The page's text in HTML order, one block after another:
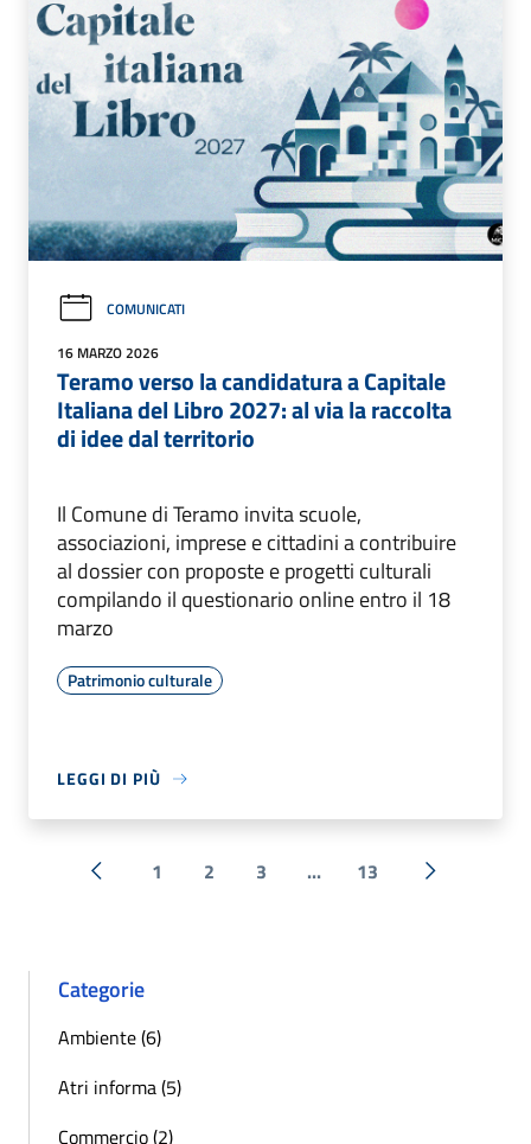
COMUNICATI
16 MARZO 2026
Teramo verso la candidatura a Capitale
Italiana del Libro 2027: al via la raccolta
di idee dal territorio
Il Comune di Teramo invita scuole,
associazioni, imprese e cittadini a contribuire
al dossier con proposte e progetti culturali
compilando il questionario online entro il 18
marzo
Patrimonio culturale
LEGGI DI PIÙ
« Precedente
1 2 3 ... 13 Successiva
Categorie
Ambiente (6)
Atri informa (5)
Commercio (2)